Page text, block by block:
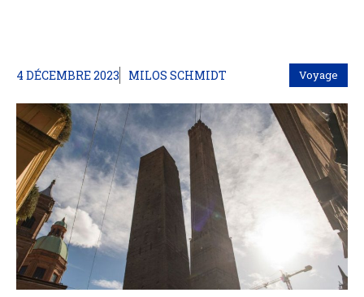
4 DÉCEMBRE 2023 MILOS SCHMIDT Voyage